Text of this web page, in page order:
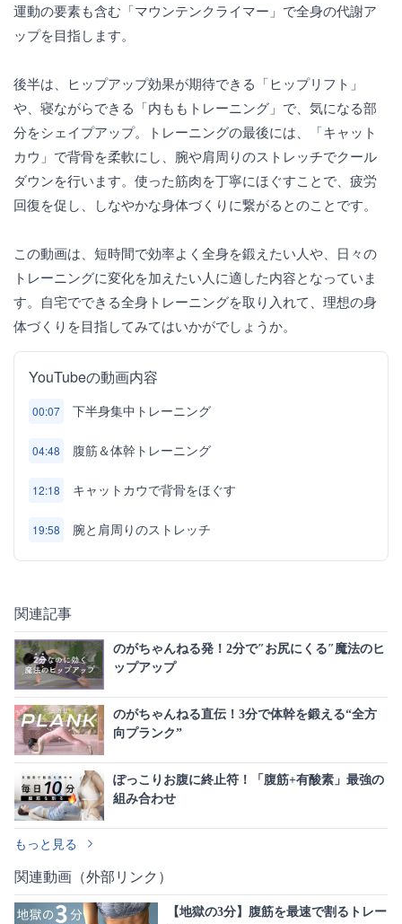
運動の要素も含む「マウンテンクライマー」で全身の代謝ア
ップを目指します。
後半は、ヒップアップ効果が期待できる「ヒップリフト」
や、寝ながらできる「内ももトレーニング」で、気になる部
分をシェイプアップ。トレーニングの最後には、「キャット
カウ」で背骨を柔軟にし、腕や肩周りのストレッチでクール
ダウンを行います。使った筋肉を丁寧にほぐすことで、疲労
回復を促し、しなやかな身体づくりに繋がるとのことです。
この動画は、短時間で効率よく全身を鍛えたい人や、日々の
トレーニングに変化を加えたい人に適した内容となっていま
す。自宅でできる全身トレーニングを取り入れて、理想の身
体づくりを目指してみてはいかがでしょうか。
YouTubeの動画内容
00:07 下半身集中トレーニング
04:48 腹筋＆体幹トレーニング
12:18 キャットカウで背骨をほぐす
19:58 腕と肩周りのストレッチ
関連記事
のがちゃんねる発！2分で″お尻にくる″魔法のヒ
ップアップ
のがちゃんねる直伝！3分で体幹を鍛える“全方
向プランク”
ぽっこりお腹に終止符！「腹筋+有酸素」最強の
組み合わせ
もっと見る
関連動画（外部リンク）
【地獄の3分】腹筋を最速で割るトレー